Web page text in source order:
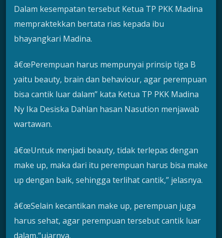
Dalam kesempatan tersebut Ketua TP PKK Madina
mempraktekkan bertata rias kepada ibu
bhayangkari Madina.
â€œPerempuan harus mempunyai prinsip tiga B
yaitu beauty, brain dan behaviour, agar perempuan
bisa cantik luar dalam” kata Ketua TP PKK Madina
Ny Ika Desiska Dahlan hasan Nasution menjawab
wartawan.
â€œUntuk menjadi beauty, tidak terlepas dengan
make up, maka dari itu perempuan harus bisa make
up dengan baik, sehingga terlihat cantik,” jelasnya.
â€œSelain kecantikan make up, perempuan juga
harus sehat, agar perempuan tersebut cantik luar
dalam,”ujarnya.